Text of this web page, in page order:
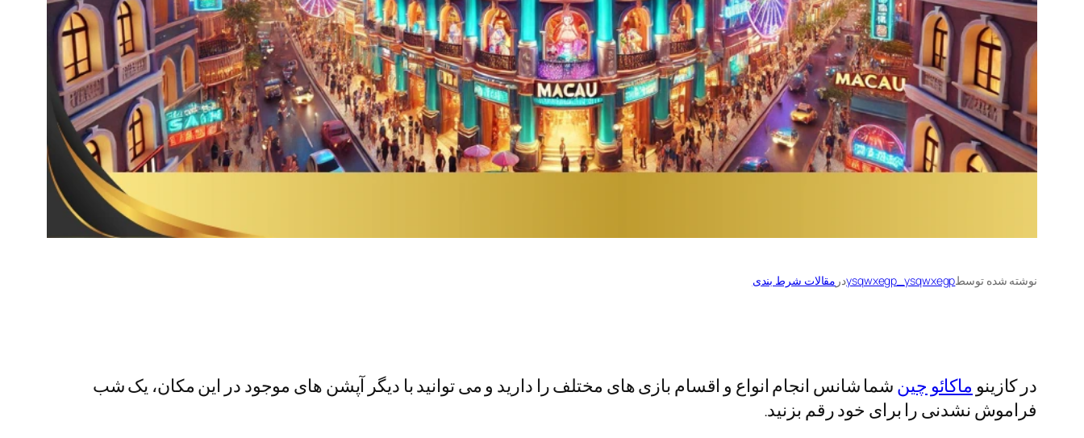
نوشته شده توسطysqwxegp_ysqwxegpدر مقالات شرط بندی
در کازینو ماکائو چین شما شانس انجام انواع و اقسام بازی های مختلف را دارید و می توانید با دیگر آپشن های موجود در این مکان، یک شب
فراموش نشدنی را برای خود رقم بزنید.